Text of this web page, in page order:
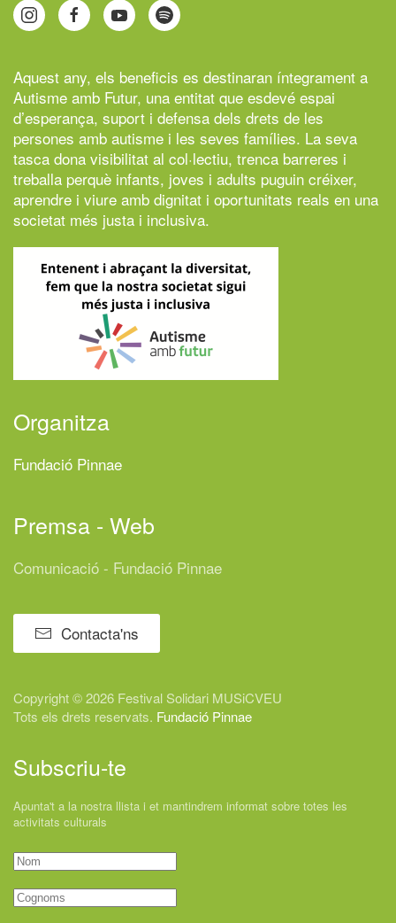
Aquest any, els beneficis es destinaran íntegrament a
Autisme amb Futur, una entitat que esdevé espai
d’esperança, suport i defensa dels drets de les
persones amb autisme i les seves famílies. La seva
tasca dona visibilitat al col·lectiu, trenca barreres i
treballa perquè infants, joves i adults puguin créixer,
aprendre i viure amb dignitat i oportunitats reals en una
societat més justa i inclusiva.
Organitza
Fundació Pinnae
Premsa - Web
Comunicació - Fundació Pinnae
Contacta'ns
Copyright © 2026 Festival Solidari MUSiCVEU
Tots els drets reservats. Fundació Pinnae
Subscriu-te
Apunta't a la nostra llista i et mantindrem informat sobre totes les
activitats culturals